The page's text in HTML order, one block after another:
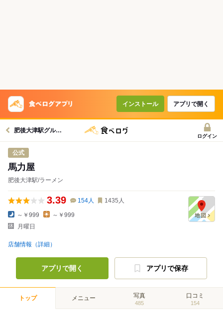
インストール アプリで開く
肥後大津駅グルメへ
ログイン
公式
馬力屋
肥後大津駅/ラーメン
3.39 154人 1435 人
～￥999
～￥999
月曜日
店舗情報（詳細）
アプリで開く アプリで保存
トップ メニュー 写真
485
口コミ
154